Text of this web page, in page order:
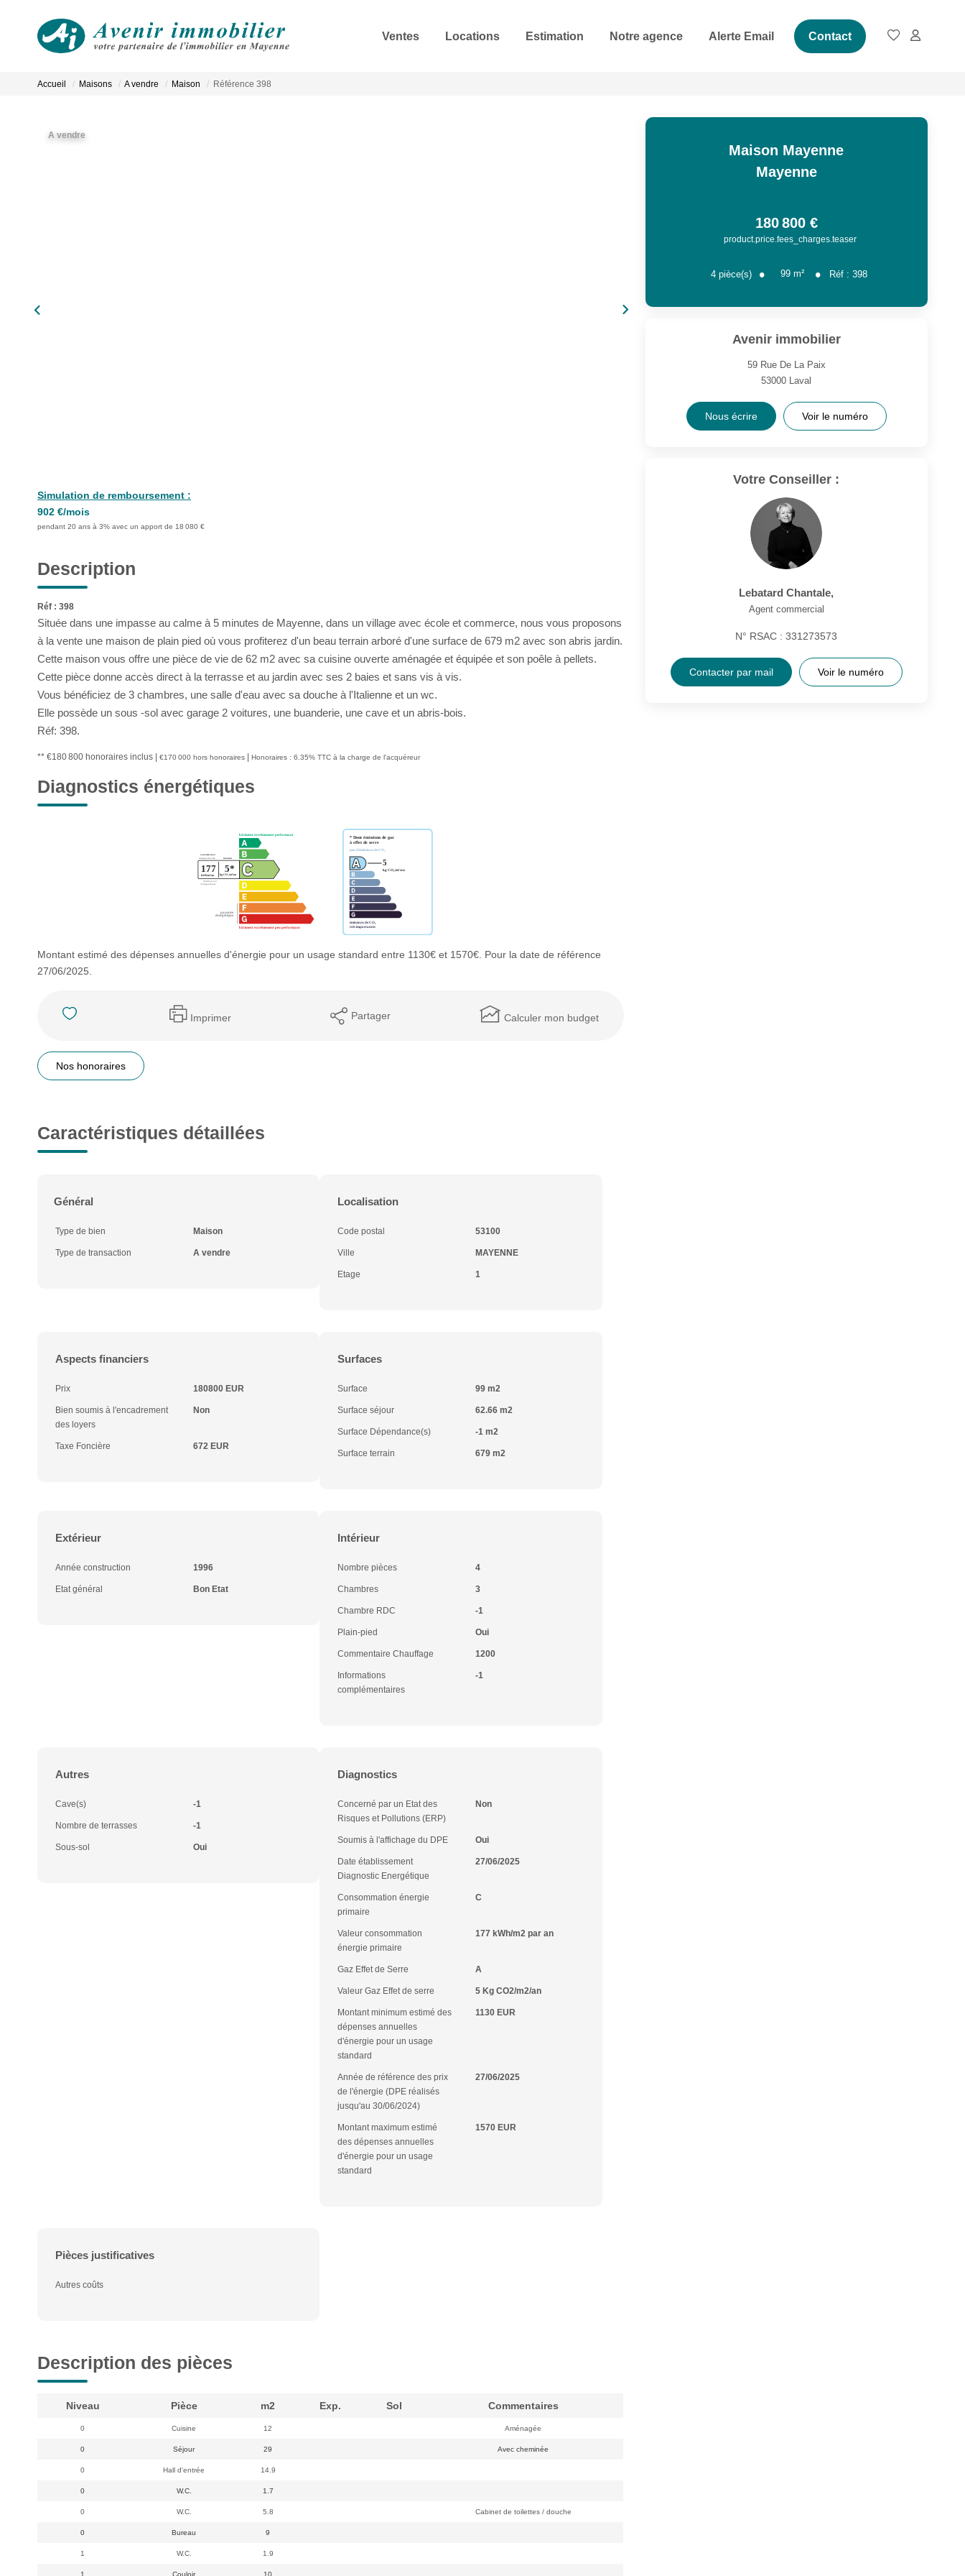
Ventes Locations Estimation Notre agence Alerte Email Contact
Accueil Maisons A vendre Maison Référence 398
A vendre
Simulation de remboursement :
902 €/mois
pendant 20 ans à 3% avec un apport de 18 080 €
Description
Réf : 398
Située dans une impasse au calme à 5 minutes de Mayenne, dans un village avec école et commerce, nous vous proposons
à la vente une maison de plain pied où vous profiterez d'un beau terrain arboré d'une surface de 679 m2 avec son abris jardin.
Cette maison vous offre une pièce de vie de 62 m2 avec sa cuisine ouverte aménagée et équipée et son poêle à pellets.
Cette pièce donne accès direct à la terrasse et au jardin avec ses 2 baies et sans vis à vis.
Vous bénéficiez de 3 chambres, une salle d'eau avec sa douche à l'Italienne et un wc.
Elle possède un sous -sol avec garage 2 voitures, une buanderie, une cave et un abris-bois.
Réf: 398.
** €180 800 honoraires inclus €170 000 hors honoraires Honoraires : 6.35% TTC à la charge de l'acquéreur
Diagnostics énergétiques
Montant estimé des dépenses annuelles d'énergie pour un usage standard entre 1130€ et 1570€. Pour la date de référence
27/06/2025.
Imprimer Partager Calculer mon budget
Nos honoraires
Caractéristiques détaillées
Général
Type de bien Maison
Type de transaction A vendre
Localisation
Code postal 53100
Ville MAYENNE
Etage 1
Aspects financiers
Prix 180800 EUR
Bien soumis à l'encadrement
des loyers
Non
Taxe Foncière 672 EUR
Surfaces
Surface 99 m2
Surface séjour 62.66 m2
Surface Dépendance(s) -1 m2
Surface terrain 679 m2
Extérieur
Année construction 1996
Etat général Bon Etat
Intérieur
Nombre pièces 4
Chambres 3
Chambre RDC -1
Plain-pied Oui
Commentaire Chauffage 1200
Informations
complémentaires
-1
Autres
Cave(s) -1
Nombre de terrasses -1
Sous-sol Oui
Diagnostics
Concerné par un Etat des
Risques et Pollutions (ERP)
Non
Soumis à l'affichage du DPE Oui
Date établissement
Diagnostic Energétique
27/06/2025
Consommation énergie
primaire
C
Valeur consommation
énergie primaire
177 kWh/m2 par an
Gaz Effet de Serre A
Valeur Gaz Effet de serre 5 Kg CO2/m2/an
Montant minimum estimé des
dépenses annuelles
d'énergie pour un usage
standard
1130 EUR
Année de référence des prix
de l'énergie (DPE réalisés
jusqu'au 30/06/2024)
27/06/2025
Montant maximum estimé
des dépenses annuelles
d'énergie pour un usage
standard
1570 EUR
Pièces justificatives
Autres coûts
Description des pièces
Niveau Pièce m2 Exp. Sol Commentaires
0 Cuisine 12 Aménagée
0 Séjour 29 Avec cheminée
0 Hall d'entrée 14.9
0 W.C. 1.7
0 W.C. 5.8 Cabinet de toilettes / douche
0 Bureau 9
1 W.C. 1.9
1 Couloir 10
Maison Mayenne
Mayenne
180 800 €
product.price.fees_charges.teaser
4pièce(s) 99m² Réf :398
Avenir immobilier
59 Rue De La Paix
53000 Laval
Nous écrire Voir le numéro
Votre Conseiller :
Lebatard Chantale,
Agent commercial
N° RSAC : 331273573
Contacter par mail Voir le numéro